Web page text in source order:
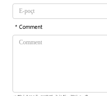
* Comment